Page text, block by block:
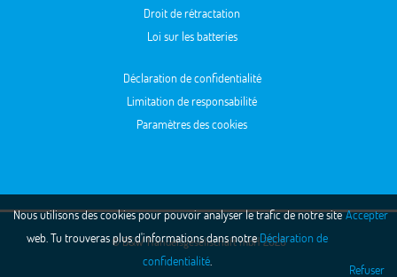
Droit de rétractation
Loi sur les batteries
Déclaration de confidentialité
Limitation de responsabilité
Paramètres des cookies
© B&W Handelsgesellschaft mbH 2026
Nous utilisons des cookies pour pouvoir analyser le trafic de notre site
web. Tu trouveras plus d'informations dans notreDéclaration de
confidentialité.
Accepter
Refuser